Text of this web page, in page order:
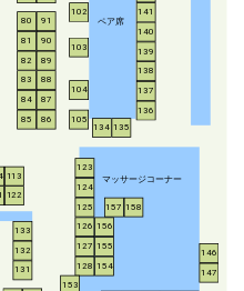
ペア席
マッサージコーナー
80
81
82
83
84
85 86
87
88
89
90
91
102
103
104
105
113
122
123
124
125
126
127
128
131
132
133
134 135
136
137
138
139
140
141
146
147
153
154
155
156
157 158